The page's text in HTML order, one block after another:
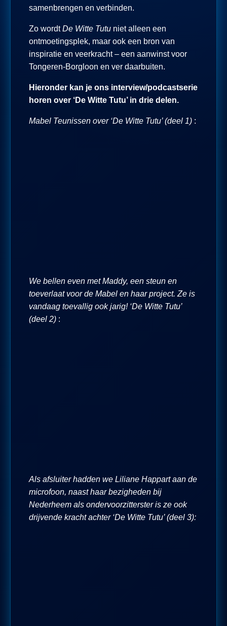
samenbrengen en verbinden.
Zo wordtDe Witte Tutu niet alleen een
ontmoetingsplek, maar ook een bron van
inspiratie en veerkracht – een aanwinst voor
Tongeren-Borgloon en ver daarbuiten.
Hieronder kan je ons interview/podcastserie
horen over ‘De Witte Tutu’ in drie delen.
Mabel Teunissen over ‘De Witte Tutu’ (deel 1) :
We bellen even met Maddy, een steun en
toeverlaat voor de Mabel en haar project. Ze is
vandaag toevallig ook jarig! ‘De Witte Tutu’
(deel 2) :
Als afsluiter hadden we Liliane Happart aan de
microfoon, naast haar bezigheden bij
Nederheem als ondervoorzitterster is ze ook
drijvende kracht achter ‘De Witte Tutu’ (deel 3):